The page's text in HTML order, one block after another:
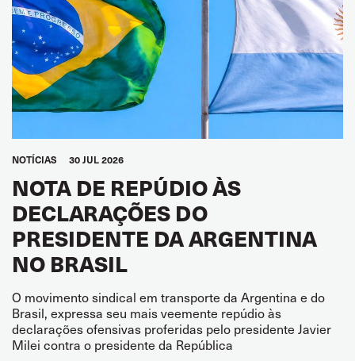
NOTÍCIAS 30 JUL 2026
NOTA DE REPÚDIO ÀS
DECLARAÇÕES DO
PRESIDENTE DA ARGENTINA
NO BRASIL
O movimento sindical em transporte da Argentina e do
Brasil, expressa seu mais veemente repúdio às
declarações ofensivas proferidas pelo presidente Javier
Milei contra o presidente da República